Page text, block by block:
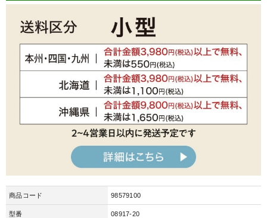
商品コード 98579100
型番 08917-20